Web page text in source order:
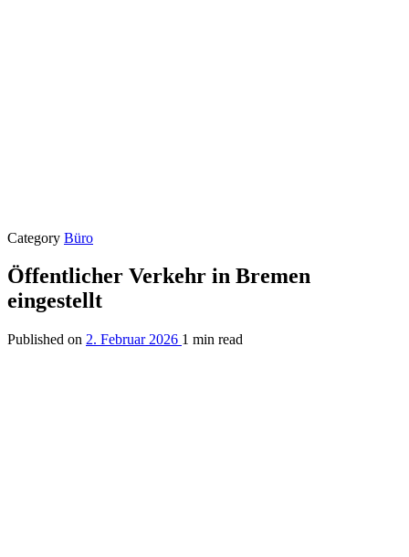
Category Büro
Öffentlicher Verkehr in Bremen
eingestellt
Published on 2. Februar 2026 1 min read